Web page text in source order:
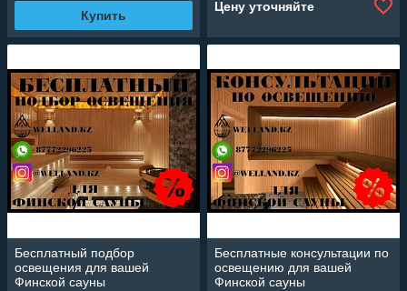
Купить
Цену уточняйте
Бесплатный подбор
освещения для вашей
Финской сауны
Бесплатные консультации по
освещению для вашей
Финской сауны